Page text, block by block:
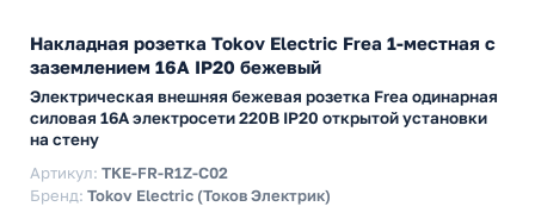
Накладная розетка Tokov Electric Frea 1-местная с
заземлением 16А IP20 бежевый
Электрическая внешняя бежевая розетка Frea одинарная
силовая 16А электросети 220В IP20 открытой установки
на стену
Артикул: TKE-FR-R1Z-C02
Бренд: Tokov Electric (Токов Электрик)